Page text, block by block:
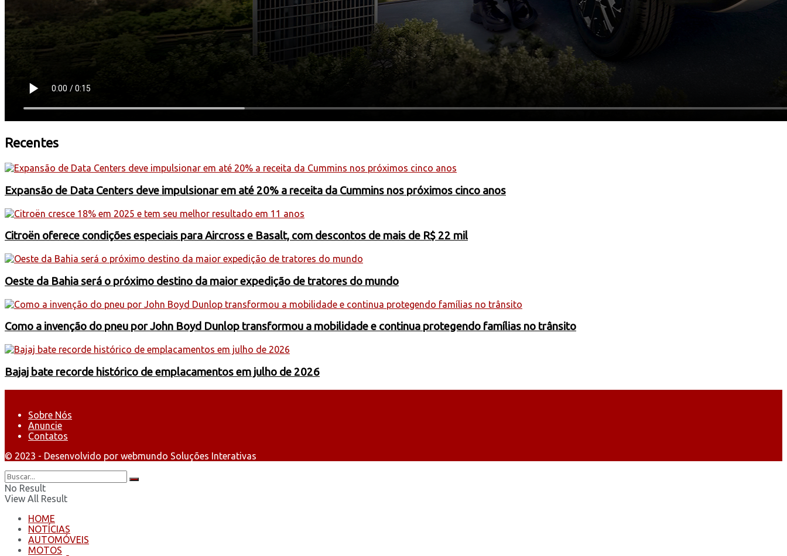
Recentes
Expansão de Data Centers deve impulsionar em até 20% a receita da Cummins nos próximos cinco anos
Citroën oferece condições especiais para Aircross e Basalt, com descontos de mais de R$ 22 mil
Oeste da Bahia será o próximo destino da maior expedição de tratores do mundo
Como a invenção do pneu por John Boyd Dunlop transformou a mobilidade e continua protegendo famílias no trânsito
Bajaj bate recorde histórico de emplacamentos em julho de 2026
Sobre Nós
Anuncie
Contatos
© 2023 - Desenvolvido por webmundo Soluções Interativas
No Result
View All Result
HOME
NOTÍCIAS
AUTOMÓVEIS
MOTOS